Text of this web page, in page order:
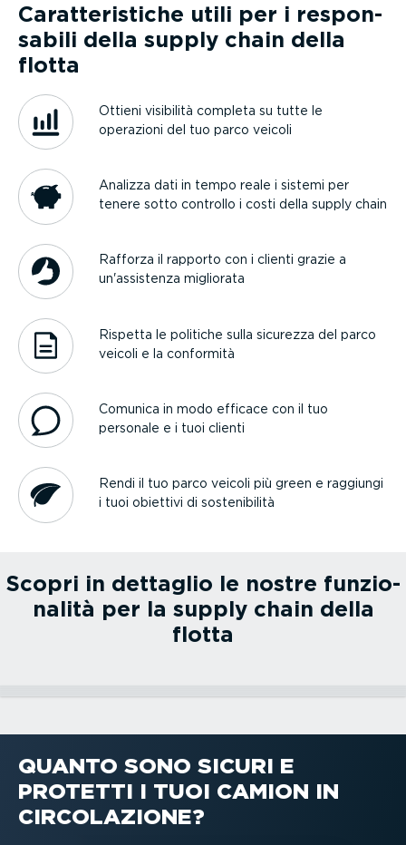
Carat­te­ri­stiche utili per i respon­
sabili della supply chain della
flotta
Ottieni visibilità completa su tutte le
operazioni del tuo parco veicoli
Analizza dati in tempo reale i sistemi per
tenere sotto controllo i costi della supply chain
Rafforza il rapporto con i clienti grazie a
un'assistenza migliorata
Rispetta le politiche sulla sicurezza del parco
veicoli e la conformità
Comunica in modo efficace con il tuo
personale e i tuoi clienti
Rendi il tuo parco veicoli più green e raggiungi
i tuoi obiettivi di soste­ni­bilità
Scopri in dettaglio le nostre funzio­
nalità per la supply chain della
flotta
Rilevamento degli asset
Dashcam parco veicoli
PREMIUM.connect
Gestione del flusso di lavoro
Guida ecoso­ste­nibile e sicura
QUANTO SONO SICURI E
PROTETTI I TUOI CAMION IN
CIRCO­LA­ZIONE?